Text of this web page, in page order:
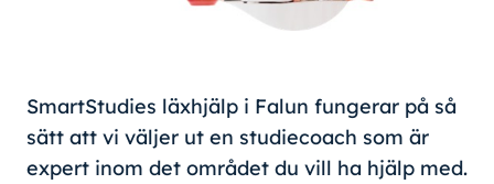
SmartStudies läxhjälp i Falun fungerar på så
sätt att vi väljer ut en studiecoach som är
expert inom det området du vill ha hjälp med.